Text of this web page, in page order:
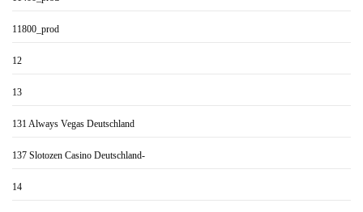
11800_prod
12
13
131 Always Vegas Deutschland
137 Slotozen Casino Deutschland-
14